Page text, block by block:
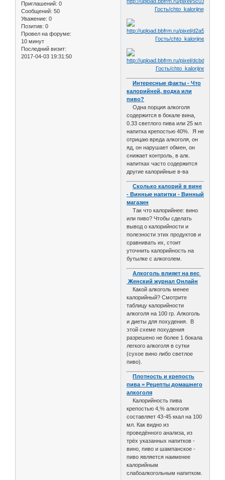
Приглашений: 0
Сообщений: 50
Уважение: 0
Позитив: 0
Провел на форуме:
10 минут
Последний визит:
2017-04-03 19:31:50
Интересные факты - Что
калорийней, водка или
пиво?
Одна порция алкоголя
содержится в бокале вина,
0.33 светлого пива или 25 мл
напитка крепостью 40%. Я не
отрицаю вреда алкоголя, он
яд, он нарушает обмен, он
снижает контроль, в алк.
напитках часто содержится
другие калорийные в-ва
Сколько калорий в вине
- Винные напитки - Винный
магазин
Так что калорийнее: вино
или пиво? Чтобы сделать
вывод о калорийности и
полезности этих продуктов и
сравнивать их, стоит
уточнить калорийность на
бутылке с алкоголем.
Алкоголь влияет на вес
Женский журнал Онлайн
Какой алкоголь менее
калорийный? Смотрите
таблицу калорийности
алкоголя на 100 гр. Алкоголь
и диеты для похудения. В
этой схеме похудения
разрешено не более 1 бокала
легкого алкоголя в сутки
(сухое вино либо светлое
пиво).
Плотность и крепость
пива = Рецепты домашнего
алкоголя
Калорийность пива
крепостью 4,% алкоголя
составляет 43-45 ккал на 100
мл. Как видно из
проведённого анализа, из
трёх указанных напитков -
вино, пиво и шампанское -
пиво является наименее
калорийным
слабоалкогольным напитком.